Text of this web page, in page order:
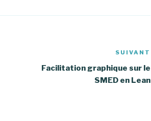
SUIVANT
Facilitation graphique sur le
SMED en Lean